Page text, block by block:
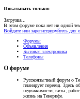
Показывать только:
Загрузка...
В этом форуме пока нет ни одной
Войдите или зарегистрируйтесь для
Форумы
Объявления
Бытовая электроника
Телефоны
О форуме
Русскоязычный форум о
планирует переезд. Здесь
недвижимости, визы,
жизнь на Тенерифе.